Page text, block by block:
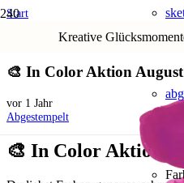
Kreative
Start
🎨 In Color Aktion August 2025 –
🎨 In Color Aktion August
vor 1 Jahr
Abgestempelt
🎨 In Color Aktion